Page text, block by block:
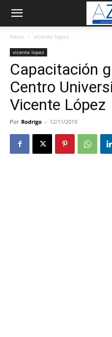
Inicio vicente lopez
vicente lopez
Capacitación
Centro
Vicente López
Por Rodrigo - 12/11/2019